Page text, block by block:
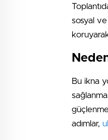
sosyal ve
Bu ikna
adımlar,